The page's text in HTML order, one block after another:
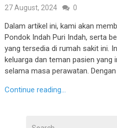
27 August, 2024 0
Dalam artikel ini, kami akan
Pondok Indah Puri Indah, serta
yang tersedia di rumah sakit ini.
keluarga dan teman pasien yang
selama masa perawatan.
Continue reading...